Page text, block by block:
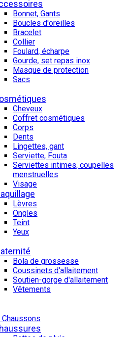
Bonnet, Gants
Boucles d'oreilles
Bracelet
Collier
Foulard, écharpe
Gourde, set repas inox
Masque de protection
Sacs
Cheveux
Coffret cosmétiques
Corps
Dents
Lingettes, gant
Serviette, Fouta
Serviettes intimes, coupelles
menstruelles
Visage
Lèvres
Ongles
Teint
Yeux
Bola de grossesse
Coussinets d'allaitement
Soutien-gorge d'allaitement
Vêtements